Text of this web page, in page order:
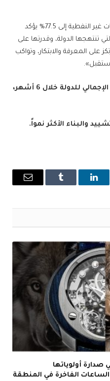
وقالت إن «ارتفاع مساهمة القطاعات غير النفطية إلى 77.5% يؤكد
تنتهجها الدولة، وقدرتها على
على المعرفة والابتكار، وتواكب
. 929 مليار درهم الناتج المحلي الإجمالي للدولة خلال 6 أشهر،
والبناء الأكثر نمواً.
لينكدإن Tumblr
البريد
أولوياتها
الفاخرة في المنطقة